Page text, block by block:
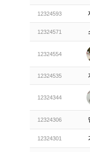
12324593
12324571
12324554
12324535
12324344
12324306
12324301